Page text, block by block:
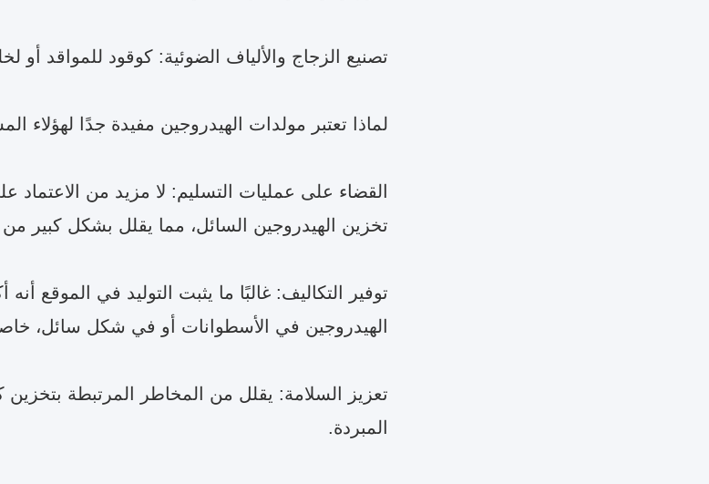
تصنيع الزجاج والألياف الضوئية: كوقود للمواقد أو
لماذا تعتبر مولدات الهيدروجين مفيدة جدًا لهؤلاء
القضاء على عمليات التسليم: لا مزيد من الاعتماد
تخزين الهيدروجين السائل، مما يقلل بشكل كبير
توفير التكاليف: غالبًا ما يثبت التوليد في الموقع
الهيدروجين في الأسطوانات أو في شكل سائل،
تعزيز السلامة: يقلل من المخاطر المرتبطة
المبردة.